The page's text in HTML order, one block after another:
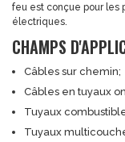
feu est conçue pour les
électriques.
CHAMPS
Câbles sur chemin;
Câbles en tuyaux
Tuyaux
Tuyaux